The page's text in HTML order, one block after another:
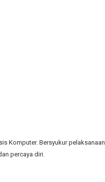
Komputer. Bersyukur pelaksanaan
percaya diri.